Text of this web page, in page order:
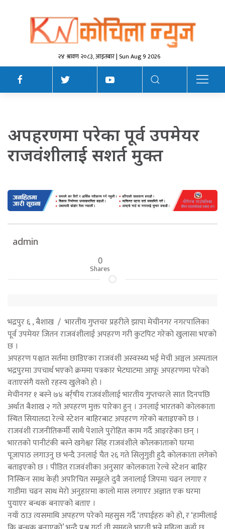
२४ श्रावण २०८३, आइतबार | Sun Aug 9 2026
अपहरणमा परेका पूर्व उपमेयर
राजवंशीलाई सशर्त मुक्त
admin
0
Shares
भद्रपुर ६ , बैशाख / भारतीय गुप्तचर प्रहरीले झापा मेचीनगर नगरपालिका
पूर्व उपमेयर जितन राजवंशीलाई अपहरण गरी कुटपिट गरेको खुलासा भएको
छ ।
अपहरण पश्चात सर्तमा छाडिएका राजवंशी अस्वस्थ्य भई मेची अञ्चल अस्पताल
भद्रपुरमा उपचार्थ भएको क्रममा पत्रकार भेटघाटमा आफू अपहरणमा परेको
वताएसंगै यस्तो रहस्य खुलेको हो ।
मेचीनगर १ बस्ने ७४ बर्र्षीय राजवंशीलाई भारतीय गुप्तचरले सात दिनपछि
अर्थात बैशाख २ गते अपहरण मुक्त पारेका हुन् । उनलाई भारतको कोलकाता
स्थित सियालदा रेल्वे स्टेशन बाहिरबाट अपहरण गरेको बताइएको छ ।
राजवंशी राजनीतिकर्मी साथै पेशाले पुरोहित काम गर्दै आइरहेका छन् ।
भारतको पानीटंकी बस्ने खगेश्वर सिंह राजवंशीले कोेलकाताको घरमा
पूजापाठ लगाउनु छ भन्दै उनलाई चैत २६ गते सिलुगुडी हुदै कोलकाता लगेको
बताइएको छ । पीडित राजवंशीका अनुसार कोलकाता रेल्वे स्टेशन बाहिर
निस्किन साथ केही अपरिचित समूहले दुवै जनालाई जिपमा चढन लगाए र
गाडीमा चढन साथ मेरो अनुहारमा कालो मास लगाएर अज्ञात एक घरमा
पुयाएर बन्धक बनाएको बताए ।
नयाँ ठाउ त्यसमाथि अपहरण परेको महसुस गर्दै ‘तपाईहरु को हो, र ‘हामीलाई